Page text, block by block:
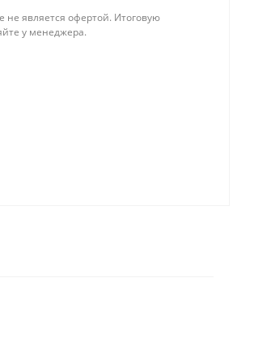
не является офертой. Итоговую
у менеджера.